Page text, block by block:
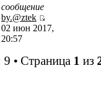
сообщение
by.@ztek
02 июн 2017,
20:57
• Страница 1 из